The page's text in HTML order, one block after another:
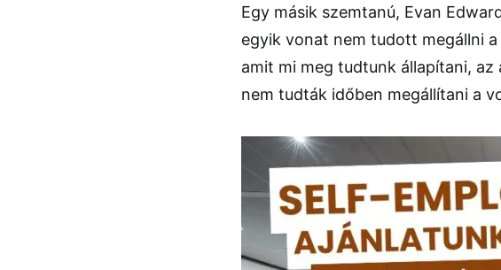
Egy másik szemtanú, Evan
egyik vonat nem tudott megállni
amit mi meg tudtunk állapítani,
nem tudták időben megállítani a